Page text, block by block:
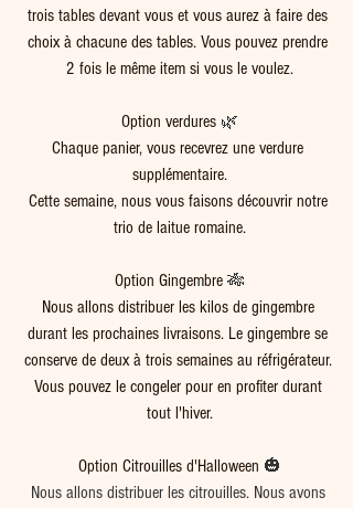
trois tables devant vous et vous aurez à faire des
choix à chacune des tables. Vous pouvez prendre
2 fois le même item si vous le voulez.
Option verdures 🌿
Chaque panier, vous recevrez une verdure
supplémentaire.
Cette semaine, nous vous faisons découvrir notre
trio de laitue romaine.
Option Gingembre 🎋
Nous allons distribuer les kilos de gingembre
durant les prochaines livraisons. Le gingembre se
conserve de deux à trois semaines au réfrigérateur.
Vous pouvez le congeler pour en profiter durant
tout l'hiver.
Option Citrouilles d'Halloween 🎃
Nous allons distribuer les citrouilles. Nous avons